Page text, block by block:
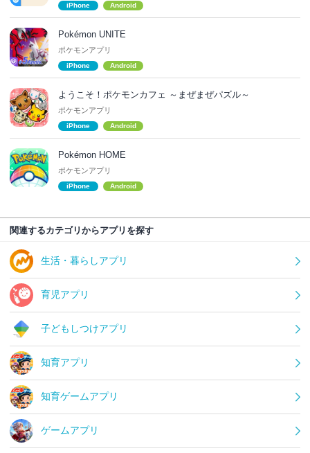
iPhone Android
Pokémon UNITE
ポケモンアプリ
iPhone Android
ようこそ！ポケモンカフェ ～まぜまぜパズル～
ポケモンアプリ
iPhone Android
Pokémon HOME
ポケモンアプリ
iPhone Android
関連するカテゴリからアプリを探す
生活・暮らしアプリ
育児アプリ
子どもしつけアプリ
知育アプリ
知育ゲームアプリ
ゲームアプリ